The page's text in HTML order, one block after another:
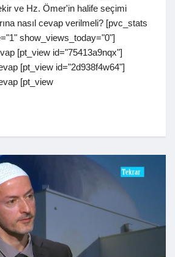
ve Hz. Ömer'in halife seçimi
nasıl cevap verilmeli? [pvc_stats
show_views_today="0"]
[pt_view id="75413a9nqx"]
[pt_view id="2d938f4w64"]
[pt_view